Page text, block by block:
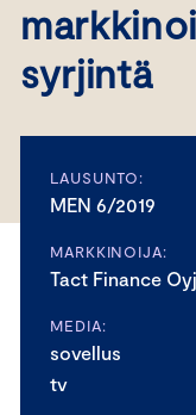
syrjintä
LAUSUNTO:
MEN 6/2019
MARKKINOIJA:
Tact Finance Oyj
MEDIA:
sovellus
tv